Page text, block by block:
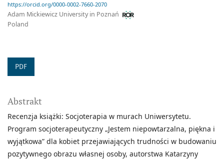
https://orcid.org/0000-0002-7660-2070
Adam Mickiewicz University in Poznań
Poland
PDF
Abstrakt
Recenzja książki: Socjoterapia w murach Uniwersytetu.
Program socjoterapeutyczny „Jestem niepowtarzalna, piękna i
wyjątkowa” dla kobiet przejawiających trudności w budowaniu
pozytywnego obrazu własnej osoby, autorstwa Katarzyny